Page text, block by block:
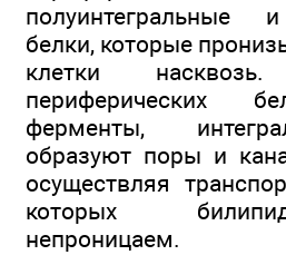
полуинтегральные
белки, которые
клетки насквозь.
периферических
ферменты,
образуют поры и
осуществляя
которых
непроницаем.